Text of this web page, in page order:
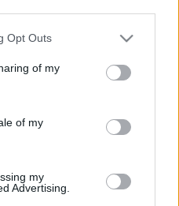
uses one or more Google
behaviour. You may click to
and its third-party tags to
purposes in below Google
Opt Outs
of my
of my
my
Advertising.
60€ ΓΙΑ ΟΛΗ ΤΗΝ
με ετικέτα “Πουκάμισο
ταιριάζει με την επιλογή σας.